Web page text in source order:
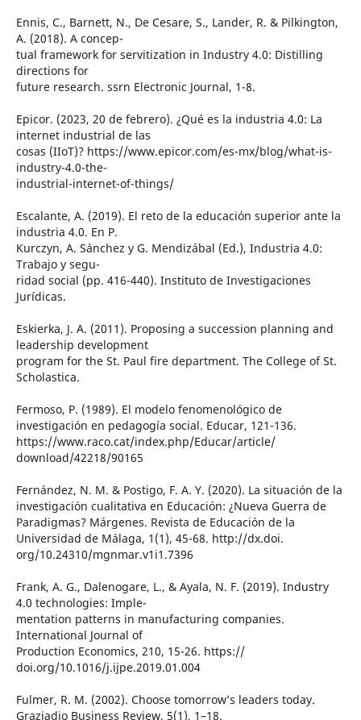
Ennis, C., Barnett, N., De Cesare, S., Lander, R. & Pilkington,
A. (2018). A concep-
tual framework for servitization in Industry 4.0: Distilling
directions for
future research. ssrn Electronic Journal, 1-8.
Epicor. (2023, 20 de febrero). ¿Qué es la industria 4.0: La
internet industrial de las
cosas (IIoT)? https://www.epicor.com/es-mx/blog/what-is-
industry-4.0-the-
industrial-internet-of-things/
Escalante, A. (2019). El reto de la educación superior ante la
industria 4.0. En P.
Kurczyn, A. Sánchez y G. Mendizábal (Ed.), Industria 4.0:
Trabajo y segu-
ridad social (pp. 416-440). Instituto de Investigaciones
Jurídicas.
Eskierka, J. A. (2011). Proposing a succession planning and
leadership development
program for the St. Paul fire department. The College of St.
Scholastica.
Fermoso, P. (1989). El modelo fenomenológico de
investigación en pedagogía social. Educar, 121-136.
https://www.raco.cat/index.php/Educar/article/
download/42218/90165
Fernández, N. M. & Postigo, F. A. Y. (2020). La situación de la
investigación cualitativa en Educación: ¿Nueva Guerra de
Paradigmas? Márgenes. Revista de Educación de la
Universidad de Málaga, 1(1), 45-68. http://dx.doi.
org/10.24310/mgnmar.v1i1.7396
Frank, A. G., Dalenogare, L., & Ayala, N. F. (2019). Industry
4.0 technologies: Imple-
mentation patterns in manufacturing companies.
International Journal of
Production Economics, 210, 15-26. https://
doi.org/10.1016/j.ijpe.2019.01.004
Fulmer, R. M. (2002). Choose tomorrow’s leaders today.
Graziadio Business Review, 5(1), 1–18.